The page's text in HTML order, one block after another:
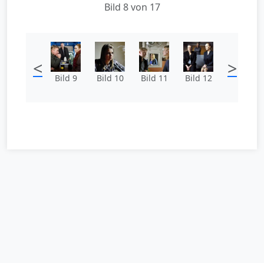
Bild 8 von 17
< Bild 9 Bild 10 Bild 11 Bild 12 >